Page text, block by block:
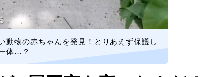
動物の赤ちゃんを発見！とりあえず保護し
体…？